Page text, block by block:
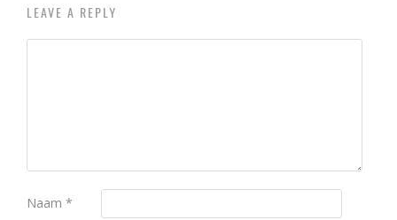
LEAVE A REPLY
Naam *